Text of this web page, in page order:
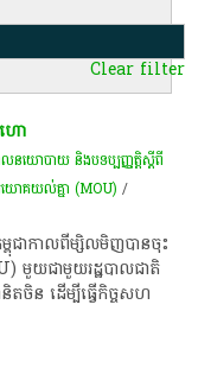
Clear filter
ហោ
នយោបាយ និងបទប្បញ្ញត្តិស្តីពី
ោគយល់គ្នា (MOU) /
ម្ពុជា​កាល​ពី​ម្សិល​មិញ​បាន​ចុះ​
មួយ​ជា​មួយ​រដ្ឋបាល​ជាតិ​
ត​ចិន​ ដើម្បី​ធ្វើ​កិច្ច​សហ​